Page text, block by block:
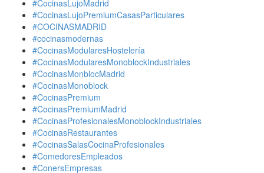
#CocinasLujoMadrid
#CocinasLujoPremiumCasasParticulares
#COCINASMADRID
#cocinasmodernas
#CocinasModularesHostelería
#CocinasModularesMonoblockIndustriales
#CocinasMonblocMadrid
#CocinasMonoblock
#CocinasPremium
#CocinasPremiumMadrid
#CocinasProfesionalesMonoblockIndustriales
#CocinasRestaurantes
#CocinasSalasCocinaProfesionales
#ComedoresEmpleados
#ConersEmpresas